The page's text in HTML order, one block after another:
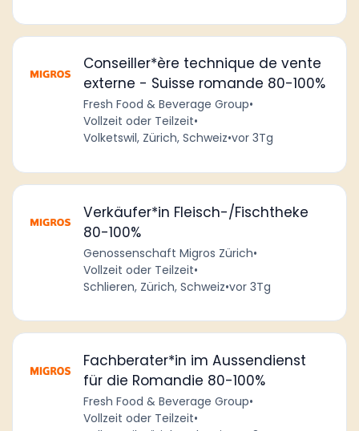
Conseiller*ère technique de vente
externe - Suisse romande 80-100%
Fresh Food & Beverage Group•
Vollzeit oder Teilzeit•
Volketswil, Zürich, Schweiz•vor 3Tg
Verkäufer*in Fleisch-/Fischtheke
80-100%
Genossenschaft Migros Zürich•
Vollzeit oder Teilzeit•
Schlieren, Zürich, Schweiz•vor 3Tg
Fachberater*in im Aussendienst
für die Romandie 80-100%
Fresh Food & Beverage Group•
Vollzeit oder Teilzeit•